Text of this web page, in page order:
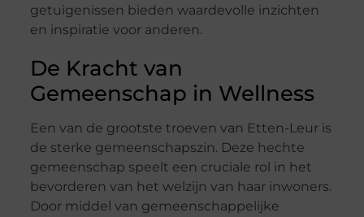
getuigenissen bieden waardevolle inzichten
en inspiratie voor anderen.
De Kracht van
Gemeenschap in Wellness
Een van de grootste troeven van Etten-Leur is
de sterke gemeenschapszin. Deze hechte
gemeenschap speelt een cruciale rol in het
bevorderen van het welzijn van haar inwoners.
Door middel van gemeenschappelijke